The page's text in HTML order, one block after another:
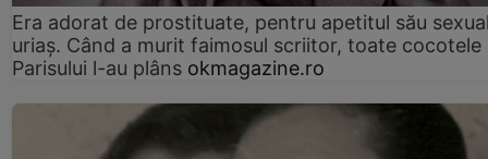
Era adorat de prostituate, pentru apetitul său
uriaș. Când a murit faimosul scriitor, toate cocotele
Parisului l-au plâns okmagazine.ro